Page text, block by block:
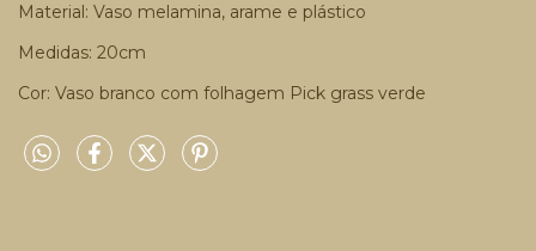
Material: Vaso melamina, arame e plástico
Medidas: 20cm
Cor: Vaso branco com folhagem Pick grass verde